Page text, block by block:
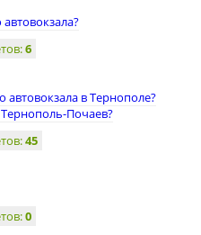
6
автовокзала в Тернополе?
Почаев?
45
0